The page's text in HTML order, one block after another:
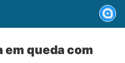
em queda com